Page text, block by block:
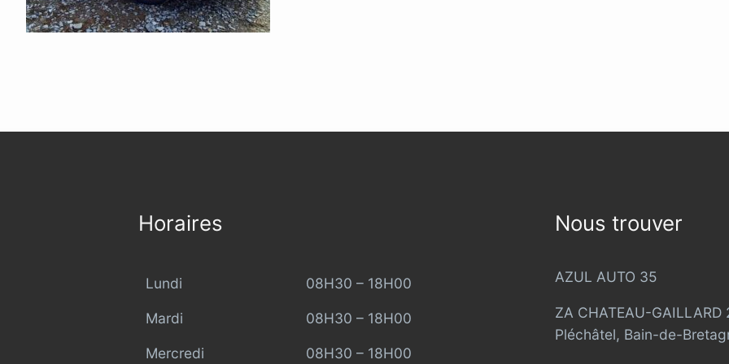
Horaires
Lundi 08H30 – 18H00
Mardi 08H30 – 18H00
Mercredi 08H30 – 18H00
Nous trouver
AZUL AUTO 35
ZA CHATEAU-
Pléchâtel, Bain-de-